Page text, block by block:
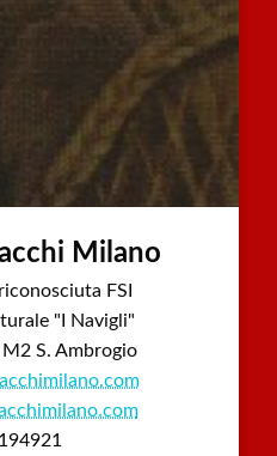
Milano
FSI
"I Navigli"
S. Ambrogio